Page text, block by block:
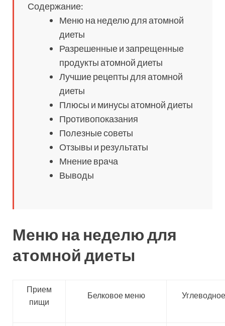
Содержание:
Меню на неделю для атомной
диеты
Разрешенные и запрещенные
продукты атомной диеты
Лучшие рецепты для атомной
диеты
Плюсы и минусы атомной диеты
Противопоказания
Полезные советы
Отзывы и результаты
Мнение врача
Выводы
Меню на неделю для
атомной диеты
Прием
пищи
Белковое меню